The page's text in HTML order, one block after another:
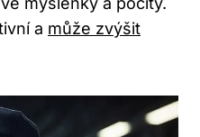
a může zvýšit